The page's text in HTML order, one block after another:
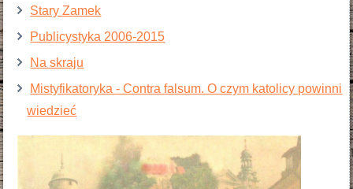
Stary Zamek
Publicystyka 2006-2015
Na skraju
Mistyfikatoryka - Contra falsum. O czym katolicy powinni
wiedzieć